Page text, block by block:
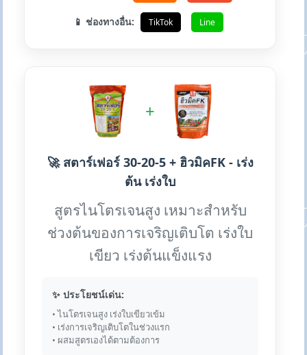
📱 ช่องทางอื่น: TikTok Line
+
🚀 สตาร์เฟอร์ 30-20-5 + ฮิวมิคFK - เร่ง
ต้น เร่งใบ
สูตรไนโตรเจนสูง เหมาะสำหรับ
ช่วงต้นของการเจริญเติบโต เร่งใบ
เขียว เร่งต้นแข็งแรง
✨ ประโยชน์เด่น:
• ไนโตรเจนสูง เร่งใบเขียวเข้ม
• เร่งการเจริญเติบโตในช่วงแรก
• ผสมสูตรเองได้ตามต้องการ